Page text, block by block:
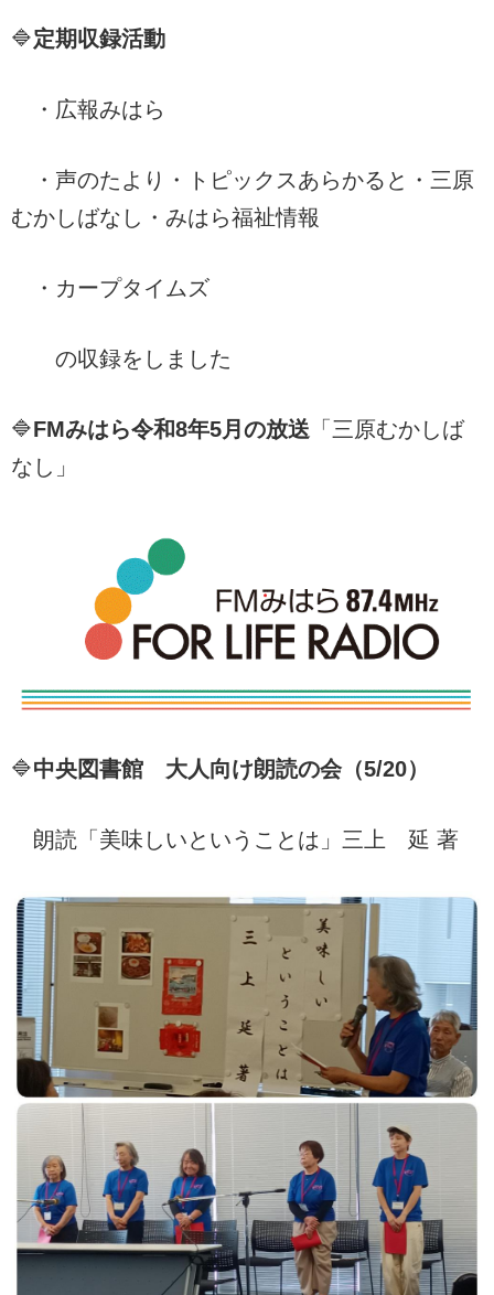
🔷定期収録活動
・広報みはら
・声のたより・トピックスあらかると・三原
むかしばなし・みはら福祉情報
・カープタイムズ
の収録をしました
🔷FMみはら令和8年5月の放送 「三原むかしば
なし」
🔷中央図書館 大人向け朗読の会（5/20）
朗読「美味しいということは」三上 延 著